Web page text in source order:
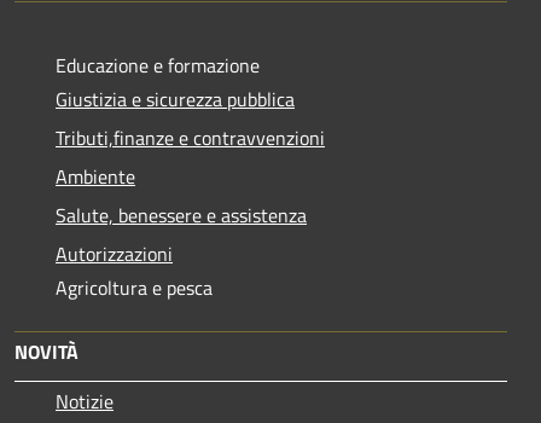
Educazione e formazione
Giustizia e sicurezza pubblica
Tributi,finanze e contravvenzioni
Ambiente
Salute, benessere e assistenza
Autorizzazioni
Agricoltura e pesca
NOVITÀ
Notizie